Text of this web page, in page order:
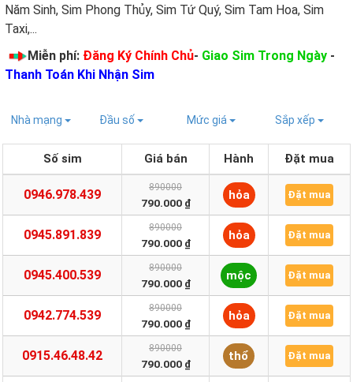
Năm Sinh, Sim Phong Thủy, Sim Tứ Quý, Sim Tam Hoa, Sim
Taxi,...
Miễn phí: Đăng Ký Chính Chủ- Giao Sim Trong Ngày -
Thanh Toán Khi Nhận Sim
Nhà mạng Đầu số Mức giá Sắp xếp
Số sim Giá bán Hành Đặt mua
0946.978.439 890000
790.000 ₫
hỏa Đặt mua
0945.891.839 890000
790.000 ₫
hỏa Đặt mua
0945.400.539 890000
790.000 ₫
mộc Đặt mua
0942.774.539 890000
790.000 ₫
hỏa Đặt mua
0915.46.48.42 890000
790.000 ₫
thổ Đặt mua